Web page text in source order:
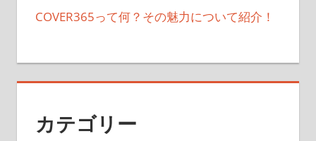
COVER365って何？その魅力について紹介！
カテゴリー